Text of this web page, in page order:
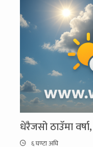
धेरैजसो ठाउँमा
६ घण्टा अघि